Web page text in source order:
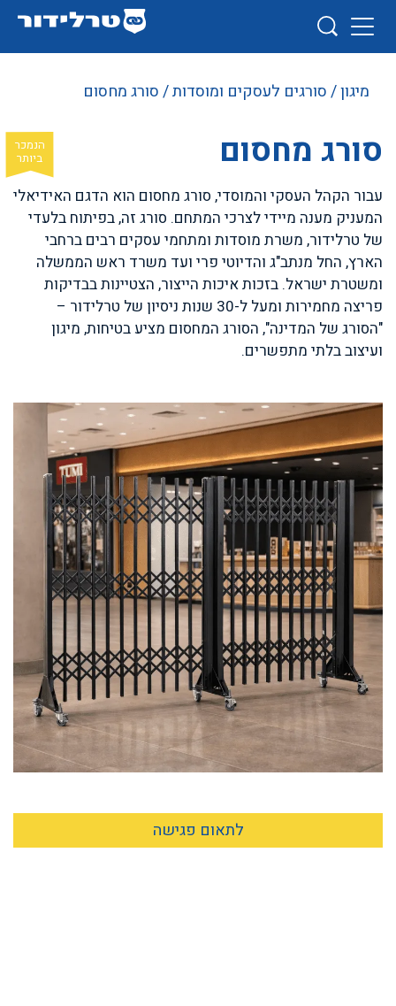
מיגון/סורגים לעסקים ומוסדות/ סורג מחסום
סורג מחסום
עבור הקהל העסקי והמוסדי, סורג מחסום הוא הדגם האידיאלי
המעניק מענה מיידי לצרכי המתחם. סורג זה, בפיתוח בלעדי
של טרלידור, משרת מוסדות ומתחמי עסקים רבים ברחבי
הארץ, החל מנתב"ג והדיוטי פרי ועד משרד ראש הממשלה
ומשטרת ישראל. בזכות איכות הייצור, הצטיינות בבדיקות
פריצה מחמירות ומעל ל-30 שנות ניסיון של טרלידור –
"הסורג של המדינה", הסורג המחסום מציע בטיחות, מיגון
ועיצוב בלתי מתפשרים.
לתאום פגישה